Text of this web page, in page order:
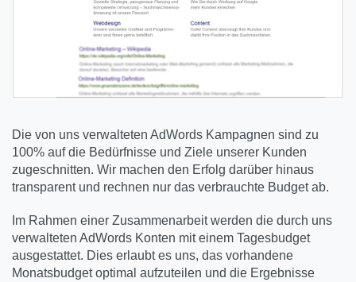
Die von uns verwalteten AdWords Kampagnen sind zu
100% auf die Bedürfnisse und Ziele unserer Kunden
zugeschnitten. Wir machen den Erfolg darüber hinaus
transparent und rechnen nur das verbrauchte Budget ab.
Im Rahmen einer Zusammenarbeit werden die durch uns
verwalteten AdWords Konten mit einem Tagesbudget
ausgestattet. Dies erlaubt es uns, das vorhandene
Monatsbudget optimal aufzuteilen und die Ergebnisse